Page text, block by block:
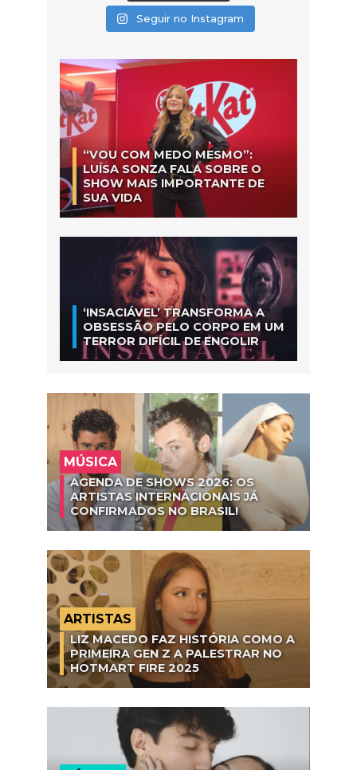
Seguir no Instagram
“VOU COM MEDO MESMO”:
LUÍSA SONZA FALA SOBRE O
SHOW MAIS IMPORTANTE DE
SUA VIDA
‘INSACIÁVEL’ TRANSFORMA A
OBSESSÃO PELO CORPO EM UM
TERROR DIFÍCIL DE ENGOLIR
MÚSICA
AGENDA DE SHOWS 2026: OS
ARTISTAS INTERNACIONAIS JÁ
CONFIRMADOS NO BRASIL!
ARTISTAS
LIZ MACEDO FAZ HISTÓRIA COMO A
PRIMEIRA GEN Z A PALESTRAR NO
HOTMART FIRE 2025